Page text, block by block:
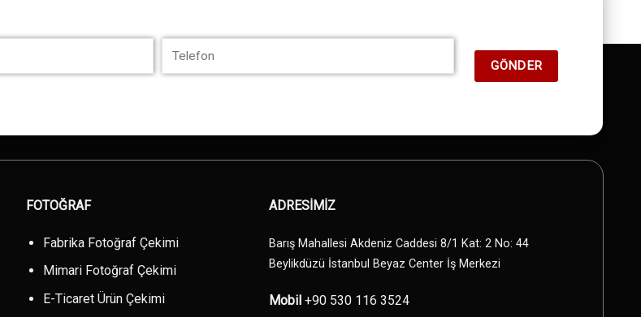
FOTOĞRAF
Fabrika Fotoğraf Çekimi
Mimari Fotoğraf Çekimi
E-Ticaret Ürün Çekimi
ADRESİMİZ
Barış Mahallesi Akdeniz Caddesi 8/1 Kat: 2 No: 44
Beylikdüzü İstanbul Beyaz Center İş Merkezi
Mobil+90 530 116 3524